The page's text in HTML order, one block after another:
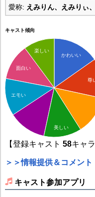
愛称: えみりん、えみりぃ
キャスト傾向
かわいい
尊
楽しい
面白い
エモい
美しい
【登録キャスト 58キャラ
＞＞情報提供＆コメント
キャスト参加アプリ